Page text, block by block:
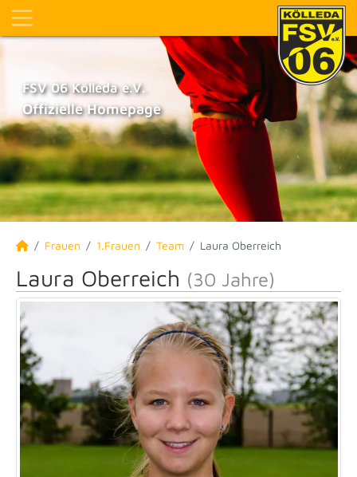
FSV 06 Kölleda e.V.
Offizielle Homepage
Frauen 1.Frauen Team Laura Oberreich
Laura Oberreich (30 Jahre)